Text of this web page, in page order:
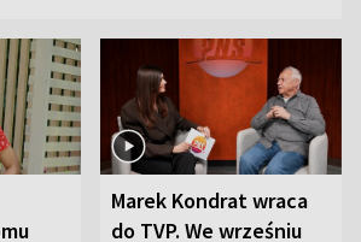
Marek Kondrat wraca
do TVP. We wrześniu